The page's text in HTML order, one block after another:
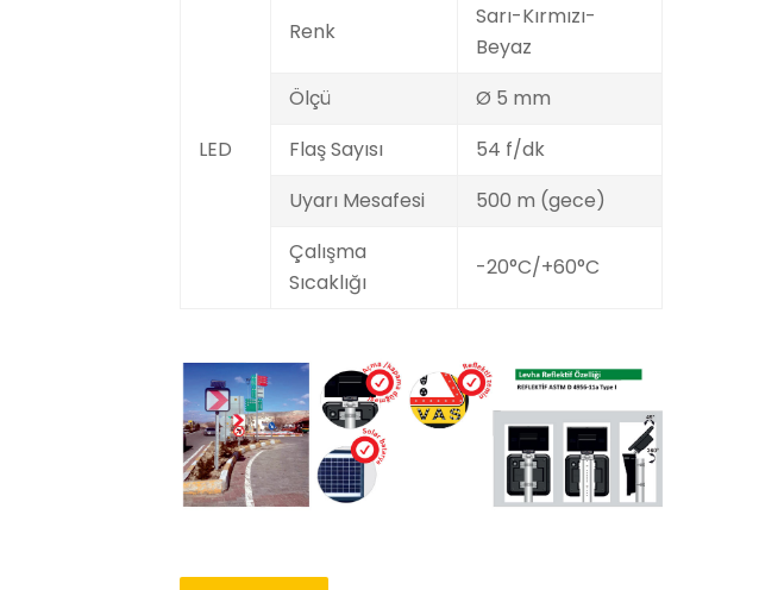
LED
Renk
Sarı-Kırmızı-
Beyaz
Ölçü
Ø 5 mm
Flaş Sayısı
54 f/dk
Uyarı Mesafesi
500 m (gece)
Çalışma
Sıcaklığı
-20°C/+60°C